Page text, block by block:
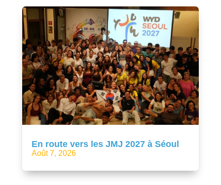
En route vers les JMJ 2027 à Séoul
Août 7, 2026